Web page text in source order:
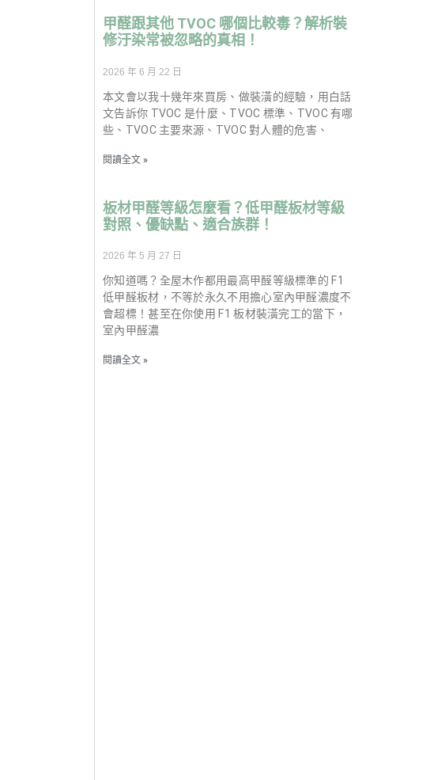
甲醛跟其他 TVOC 哪個比較毒？解析裝
修汙染常被忽略的真相！
2026 年 6 月 22 日
本文會以我十幾年來買房、做裝潢的經驗，用白話
文告訴你 TVOC 是什麼、TVOC 標準、TVOC 有哪
些、TVOC 主要來源、TVOC 對人體的危害、
閱讀全文 »
板材甲醛等級怎麼看？低甲醛板材等級
對照、優缺點、適合族群！
2026 年 5 月 27 日
你知道嗎？全屋木作都用最高甲醛等級標準的 F1
低甲醛板材，不等於永久不用擔心室內甲醛濃度不
會超標！甚至在你使用 F1 板材裝潢完工的當下，
室內甲醛濃
閱讀全文 »